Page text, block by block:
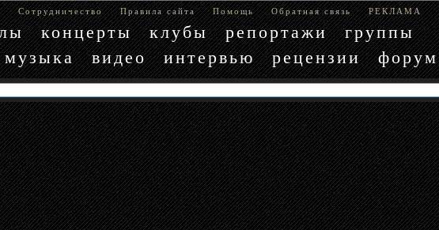
Сотрудничество Правила сайта Помощь Обратная связь РЕКЛАМА
концерты клубы репортажи
группы
музыка
видео интервью рецензии форум